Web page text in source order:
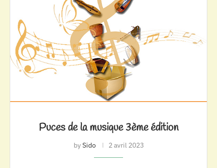
Puces de la musique 3ème édition
bySido 2 avril 2023